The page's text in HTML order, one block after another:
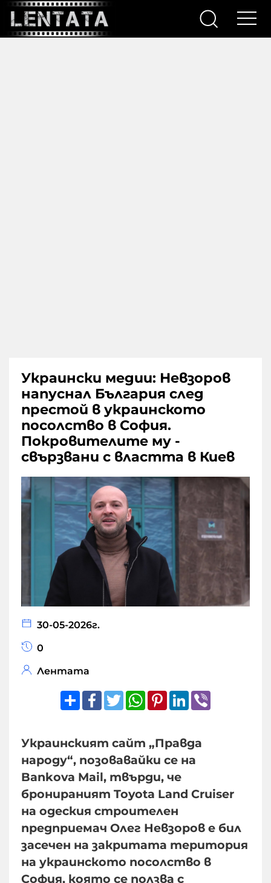
Украински медии: Невзоров
напуснал България след
престой в украинското
посолство в София.
Покровителите му -
свързвани с властта в Киев
30-05-2026г.
0
Лентата
ShareFacebook
TwitterWhatsApp
Pinterest
LinkedIn
Украинският сайт „Правда
народу“, позовавайки се на
Bankova Mail, твърди, че
бронираният Toyota Land Cruiser
на одеския строителен
предприемач Олег Невзоров е бил
засечен на закритата територия
на украинското посолство в
София, която се ползва с